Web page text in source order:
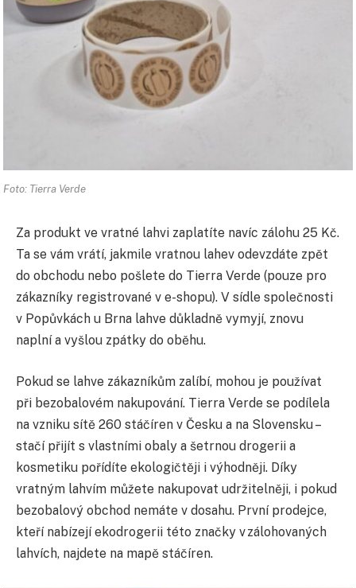
Foto: Tierra Verde
Za produkt ve vratné lahvi zaplatíte navíc zálohu 25 Kč.
Ta se vám vrátí, jakmile vratnou lahev odevzdáte zpět
do obchodu nebo pošlete do Tierra Verde (pouze pro
zákazníky registrované v e-shopu). V sídle společnosti
v Popůvkách u Brna lahve důkladně vymyjí, znovu
naplní a vyšlou zpátky do oběhu.
Pokud se lahve zákazníkům zalíbí, mohou je používat
při bezobalovém nakupování. Tierra Verde se podílela
na vzniku sítě 260 stáčíren v Česku a na Slovensku –
stačí přijít s vlastními obaly a šetrnou drogerii a
kosmetiku pořídíte ekologičtěji i výhodněji. Díky
vratným lahvím můžete nakupovat udržitelněji, i pokud
bezobalový obchod nemáte v dosahu. První prodejce,
kteří nabízejí ekodrogerii této značky v zálohovaných
lahvích, najdete na mapě stáčíren.